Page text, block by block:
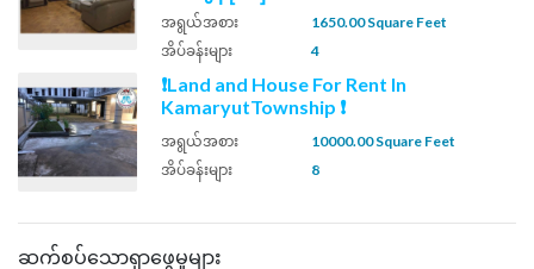
အရွယ်အစား
1650.00 Square Feet
အိပ်ခန်းများ
4
❗Land and House For Rent In
KamaryutTownship ❗
အရွယ်အစား
10000.00 Square Feet
အိပ်ခန်းများ
8
ဆက်စပ်သောရှာဖွေမှုများ